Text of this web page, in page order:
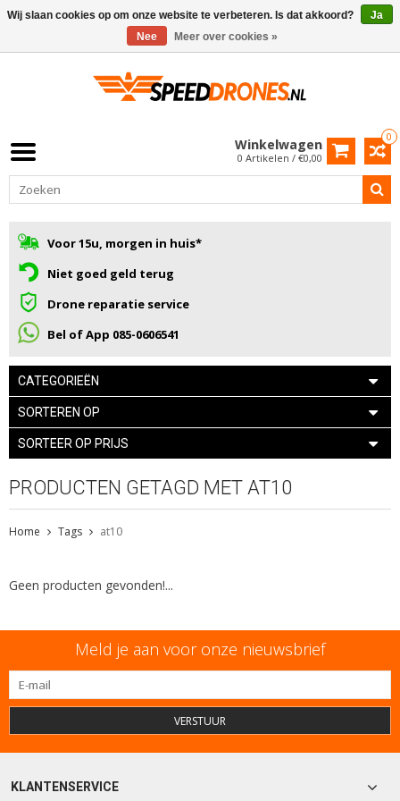
0
Winkelwagen
0 Artikelen / €0,00
Voor 15u, morgen in huis*
Niet goed geld terug
Drone reparatie service
Bel of App 085-0606541
CATEGORIEËN
SORTEREN OP
SORTEER OP PRIJS
PRODUCTEN GETAGD MET AT10
Home Tags at10
Geen producten gevonden!...
Meld je aan voor onze nieuwsbrief
VERSTUUR
KLANTENSERVICE
Wij slaan cookies op om onze website te verbeteren. Is dat akkoord?
Ja
Nee
Meer over cookies »